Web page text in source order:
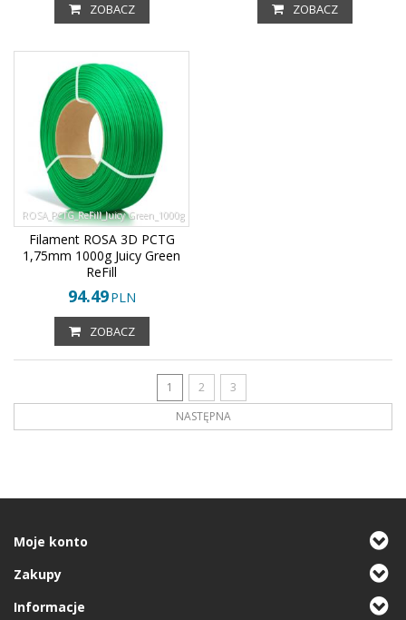
ZOBACZ ZOBACZ
ROSA_PCTG_ReFill_Juicy Green_1000g
Filament ROSA 3D PCTG
1,75mm 1000g Juicy Green
ReFill
94.49PLN
ZOBACZ
1 2
3
NASTĘPNA
Moje konto
Zakupy
Informacje